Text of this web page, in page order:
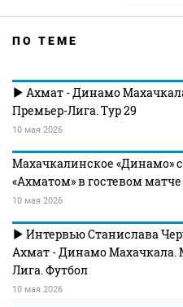
ПО ТЕМЕ
Ахмат - Динамо
Премьер-Лига. Тур 29
10 мая 2026
Махачкалинское «Динамо»
«Ахматом» в гостевом
10 мая 2026
Интервью Станислава
Ахмат - Динамо Махачкала.
Лига. Футбол
10 мая 2026